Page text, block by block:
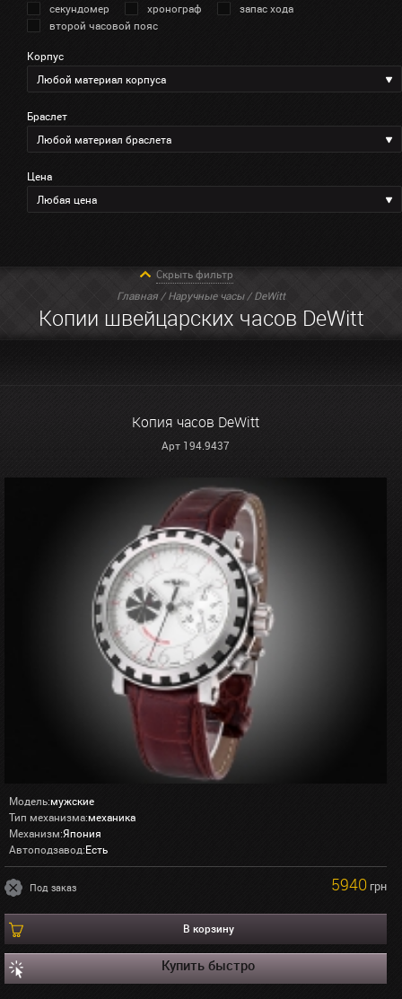
секундомер
хронограф
запас хода
второй часовой пояс
Корпус
Любой материал корпуса
Браслет
Любой материал браслета
Цена
Любая цена
Главная /Наручные часы/ DeWitt
Копии швейцарских часов DeWitt
Скрыть фильтр
Копия часов DeWitt
Арт 194.9437
Модель:мужские
Тип механизма:механика
Механизм:Япония
Автоподзавод:Есть
Под заказ 5940грн
В корзину
Купить быстро